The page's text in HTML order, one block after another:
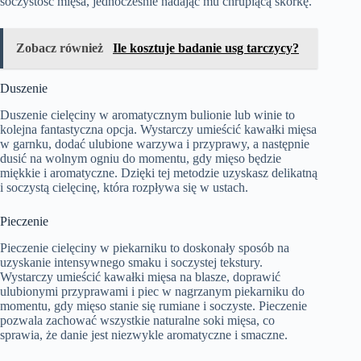
Zobacz również Ile kosztuje badanie usg tarczycy?
Duszenie
Duszenie cielęciny w aromatycznym bulionie lub winie to
kolejna fantastyczna opcja. Wystarczy umieścić kawałki mięsa
w garnku, dodać ulubione warzywa i przyprawy, a następnie
dusić na wolnym ogniu do momentu, gdy mięso będzie
miękkie i aromatyczne. Dzięki tej metodzie uzyskasz delikatną
i soczystą cielęcinę, która rozpływa się w ustach.
Pieczenie
Pieczenie cielęciny w piekarniku to doskonały sposób na
uzyskanie intensywnego smaku i soczystej tekstury.
Wystarczy umieścić kawałki mięsa na blasze, doprawić
ulubionymi przyprawami i piec w nagrzanym piekarniku do
momentu, gdy mięso stanie się rumiane i soczyste. Pieczenie
pozwala zachować wszystkie naturalne soki mięsa, co
sprawia, że danie jest niezwykle aromatyczne i smaczne.